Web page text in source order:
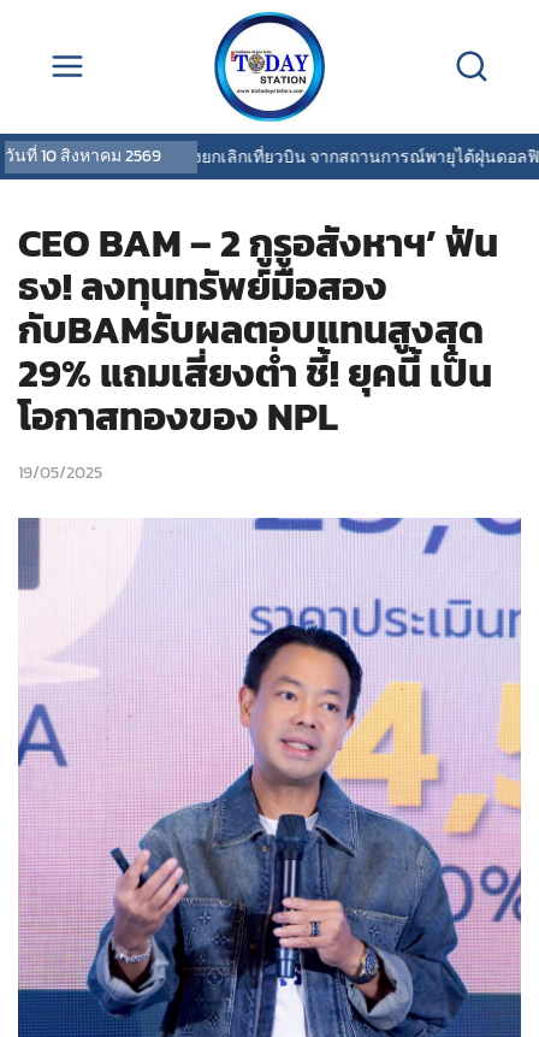
วันที่10 สิงหาคม 2569
การบินไทยแจ้งยกเลิกเที่ยวบิน จากสถานการณ์พายุไต้ฝุ่นดอลฟิน|
CEO BAM – 2 กูรูอสังหาฯ’ ฟัน
ธง! ลงทุนทรัพย์มือสอง
กับBAMรับผลตอบแทนสูงสุด
29% แถมเสี่ยงต่ำ ชี้! ยุคนี้ เป็น
โอกาสทองของ NPL
19/05/2025